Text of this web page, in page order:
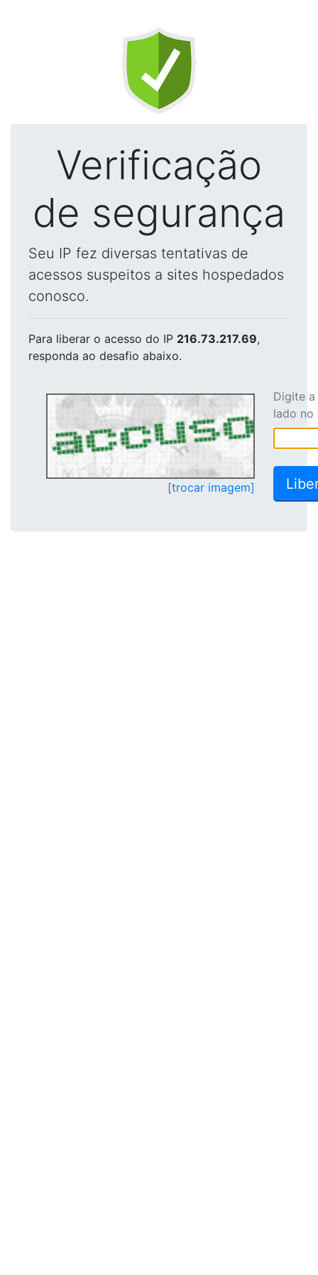
Verificação
de segurança
Seu IP fez diversas tentativas de
acessos suspeitos a sites hospedados
conosco.
Para liberar o acesso do IP 216.73.217.69,
responda ao desafio abaixo.
[trocar imagem]
Digite
lado no